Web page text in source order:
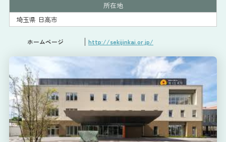
所在地
埼玉県 日高市
ホームページ http://sekijinkai.or.jp/